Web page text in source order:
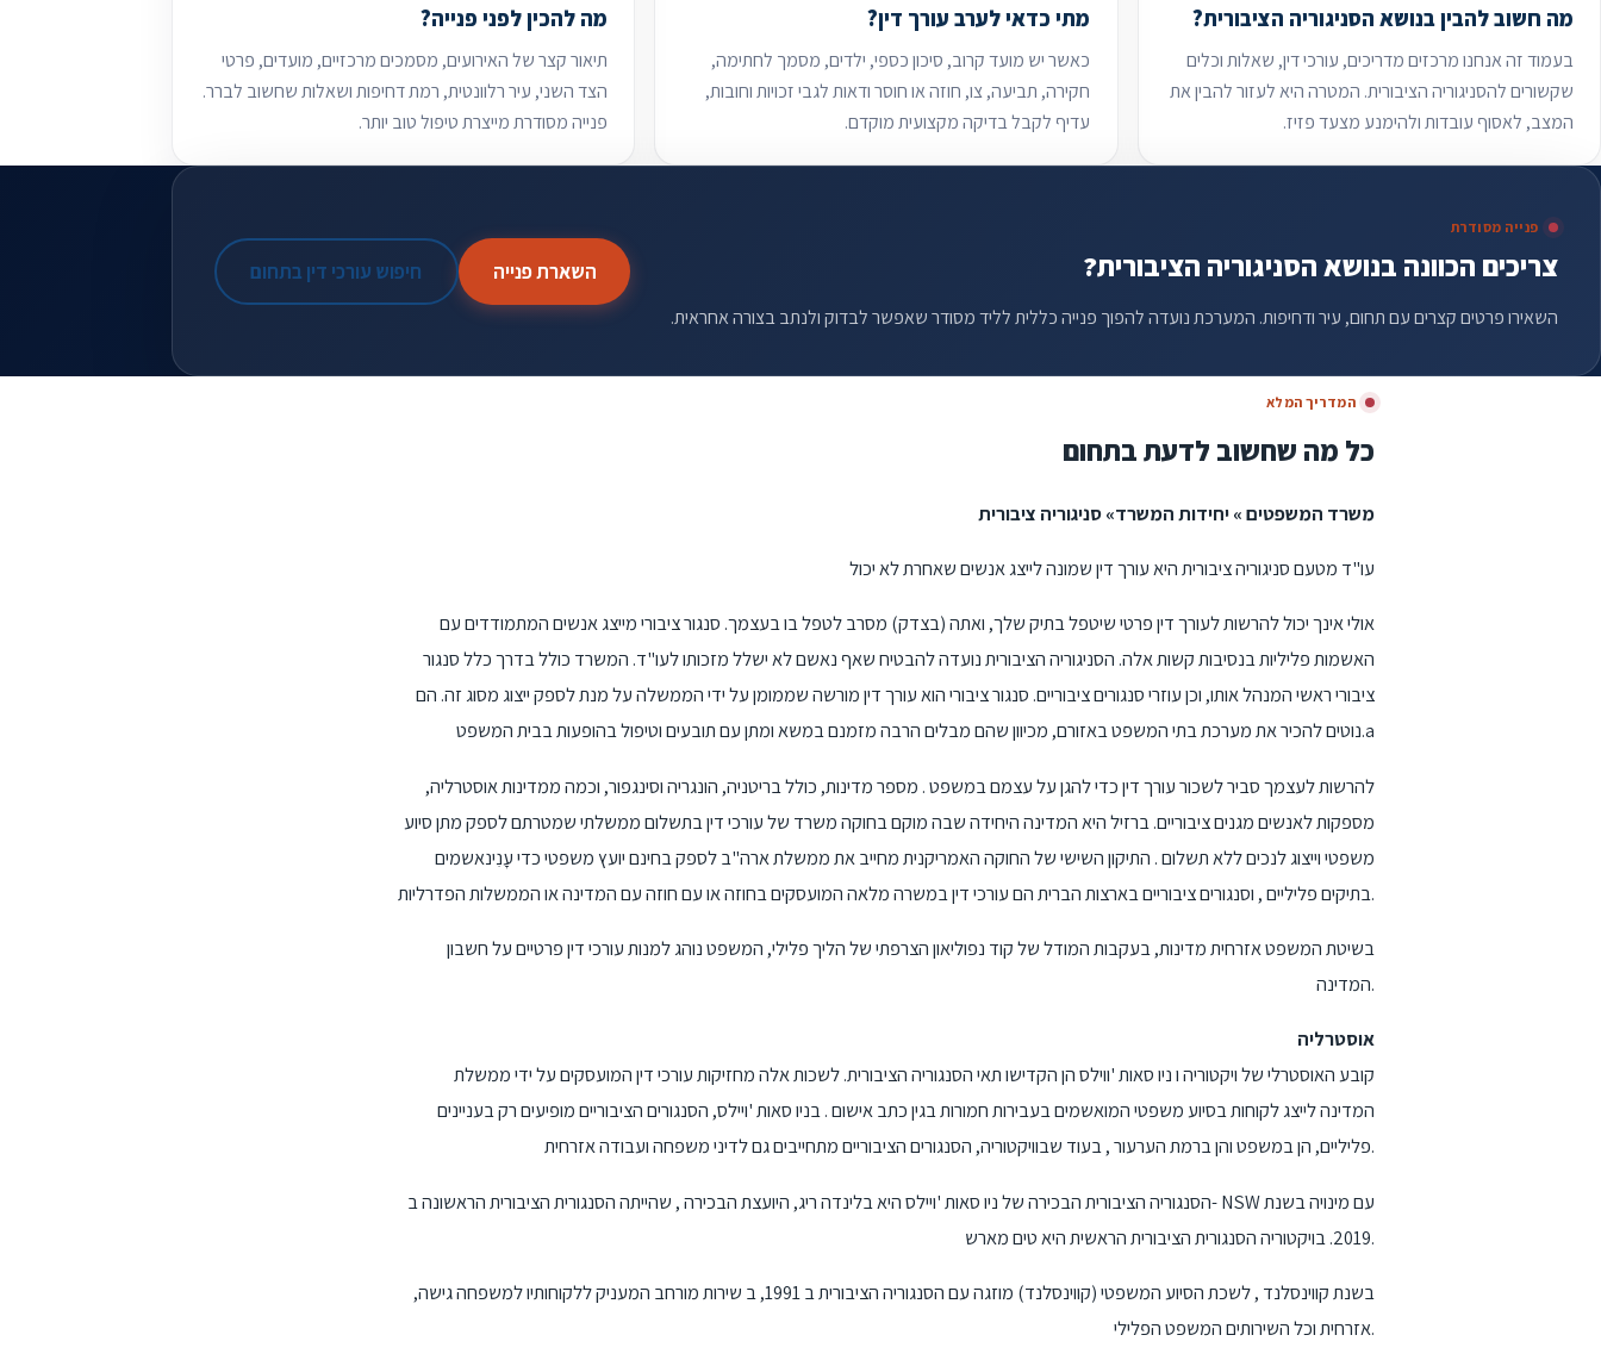
מה חשוב להבין בנושא הסניגוריה הציבורית?
בעמוד זה אנחנו מרכזים מדריכים, עורכי דין, שאלות וכלים
שקשורים להסניגוריה הציבורית. המטרה היא לעזור להבין את
המצב, לאסוף עובדות ולהימנע מצעד פזיז.
מתי כדאי לערב עורך דין?
כאשר יש מועד קרוב, סיכון כספי, ילדים, מסמך לחתימה,
חקירה, תביעה, צו, חוזה או חוסר ודאות לגבי זכויות וחובות,
עדיף לקבל בדיקה מקצועית מוקדם.
מה להכין לפני פנייה?
תיאור קצר של האירועים, מסמכים מרכזיים, מועדים, פרטי
הצד השני, עיר רלוונטית, רמת דחיפות ושאלות שחשוב לברר.
פנייה מסודרת מייצרת טיפול טוב יותר.
פנייה מסודרת
צריכים הכוונה בנושא הסניגוריה הציבורית?
השאירו פרטים קצרים עם תחום, עיר ודחיפות. המערכת נועדה להפוך פנייה כללית לליד מסודר שאפשר לבדוק ולנתב בצורה אחראית.
השארת פנייה חיפוש עורכי דין בתחום
המדריך המלא
כל מה שחשוב לדעת בתחום
משרד המשפטים » יחידות המשרד» סניגוריה ציבורית
עו"ד מטעם סניגוריה ציבורית היא עורך דין שמונה לייצג אנשים שאחרת לא יכול
אולי אינך יכול להרשות לעורך דין פרטי שיטפל בתיק שלך, ואתה (בצדק) מסרב לטפל בו בעצמך. סנגור ציבורי מייצג אנשים המתמודדים עם
האשמות פליליות בנסיבות קשות אלה. הסניגוריה הציבורית נועדה להבטיח שאף נאשם לא ישלל מזכותו לעו"ד. המשרד כולל בדרך כלל סנגור
ציבורי ראשי המנהל אותו, וכן עוזרי סנגורים ציבוריים. סנגור ציבורי הוא עורך דין מורשה שממומן על ידי הממשלה על מנת לספק ייצוג מסוג זה. הם
נוטים להכיר את מערכת בתי המשפט באזורם, מכיוון שהם מבלים הרבה מזמנם במשא ומתן עם תובעים וטיפול בהופעות בבית המשפט.a
להרשות לעצמך סביר לשכור עורך דין כדי להגן על עצמם במשפט . מספר מדינות, כולל בריטניה, הונגריה וסינגפור, וכמה ממדינות אוסטרליה,
מספקות לאנשים מגנים ציבוריים. ברזיל היא המדינה היחידה שבה מוקם בחוקה משרד של עורכי דין בתשלום ממשלתי שמטרתם לספק מתן סיוע
משפטי וייצוג לנכים ללא תשלום . התיקון השישי של החוקה האמריקנית מחייב את ממשלת ארה"ב לספק בחינם יועץ משפטי כדי עָנִינאשמים
בתיקים פליליים , וסנגורים ציבוריים בארצות הברית הם עורכי דין במשרה מלאה המועסקים בחוזה או עם חוזה עם המדינה או הממשלות הפדרליות.
בשיטת המשפט אזרחית מדינות, בעקבות המודל של קוד נפוליאון הצרפתי של הליך פלילי, המשפט נוהג למנות עורכי דין פרטיים על חשבון
המדינה.
אוסטרליה
קובע האוסטרלי של ויקטוריה ו ניו סאות 'ווילס הן הקדישו תאי הסנגוריה הציבורית. לשכות אלה מחזיקות עורכי דין המועסקים על ידי ממשלת
המדינה לייצג לקוחות בסיוע משפטי המואשמים בעבירות חמורות בגין כתב אישום . בניו סאות 'ויילס, הסנגורים הציבוריים מופיעים רק בעניינים
פליליים, הן במשפט והן ברמת הערעור , בעוד שבוויקטוריה, הסנגורים הציבוריים מתחייבים גם לדיני משפחה ועבודה אזרחית.
הסנגוריה הציבורית הבכירה של ניו סאות 'ויילס היא בלינדה ריג, היועצת הבכירה , שהייתה הסנגורית הציבורית הראשונה ב- NSW עם מינויה בשנת
2019. בויקטוריה הסנגורית הציבורית הראשית היא טים מארש.
בשנת קווינסלנד , לשכת הסיוע המשפטי (קווינסלנד) מוזגה עם הסנגוריה הציבורית ב 1991, ב שירות מורחב המעניק ללקוחותיו למשפחה גישה,
אזרחית וכל השירותים המשפט הפלילי.